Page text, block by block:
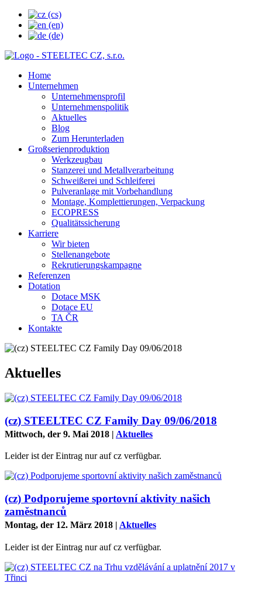
Home
Unternehmen
Unternehmensprofil
Unternehmenspolitik
Aktuelles
Blog
Zum Herunterladen
Großserienproduktion
Werkzeugbau
Stanzerei und Metallverarbeitung
Schweißerei und Schleiferei
Pulveranlage mit Vorbehandlung
Montage, Komplettierungen, Verpackung
ECOPRESS
Qualitätssicherung
Karriere
Wir bieten
Stellenangebote
Rekrutierungskampagne
Referenzen
Dotation
Dotace MSK
Dotace EU
TA ČR
Kontakte
Aktuelles
(cz) STEELTEC CZ Family Day 09/06/2018
Mittwoch, der 9. Mai 2018 | Aktuelles
Leider ist der Eintrag nur auf cz verfügbar.
(cz) Podporujeme sportovní aktivity našich
zaměstnanců
Montag, der 12. März 2018 | Aktuelles
Leider ist der Eintrag nur auf cz verfügbar.